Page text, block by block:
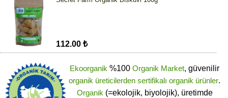
112.00 ₺
Ekoorganik %100 Organik Market, güvenilir
organik üreticilerden sertifikalı organik ürünler.
Organik (=ekolojik, biyolojik), üretimde